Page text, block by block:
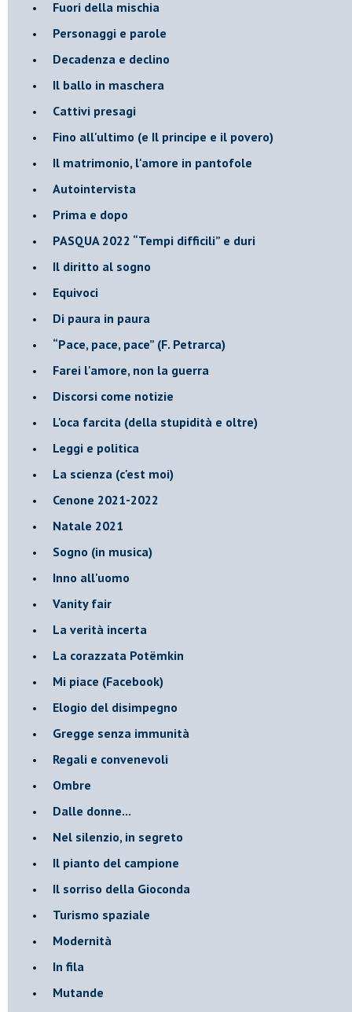
Fuori della mischia
Personaggi e parole
Decadenza e declino
Il ballo in maschera
Cattivi presagi
Fino all'ultimo (e Il principe e il povero)
Il matrimonio, l'amore in pantofole
Autointervista
Prima e dopo
​PASQUA 2022 “Tempi difficili” e duri
Il diritto al sogno
Equivoci
Di paura in paura
​“Pace, pace, pace” (F. Petrarca)
Farei l'amore, non la guerra
Discorsi come notizie
L'oca farcita (della stupidità e oltre)
Leggi e politica
La scienza (c'est moi)
Cenone 2021-2022
Natale 2021
Sogno (in musica)
Inno all'uomo
Vanity fair
La verità incerta
La corazzata Potëmkin
Mi piace (Facebook)
Elogio del disimpegno
Gregge senza immunità
Regali e convenevoli
Ombre
Dalle donne...
Nel silenzio, in segreto
Il pianto del campione
Il sorriso della Gioconda
Turismo spaziale
Modernità
In fila
Mutande